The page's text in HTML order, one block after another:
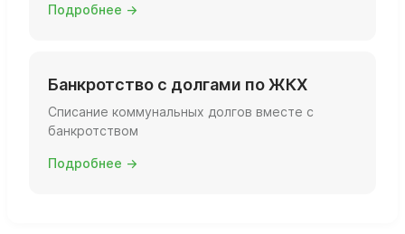
Подробнее →
Банкротство с долгами по ЖКХ
Списание коммунальных долгов вместе с
банкротством
Подробнее →